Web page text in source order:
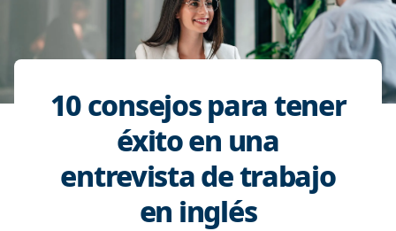
10 consejos para tener
éxito en una
entrevista de trabajo
en inglés